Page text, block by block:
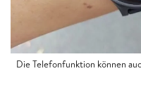
Die Telefonfunktion können